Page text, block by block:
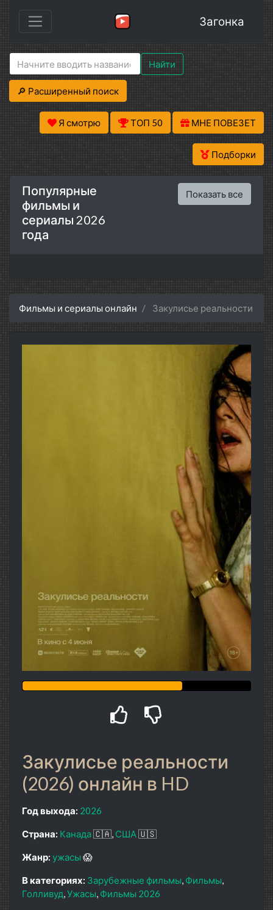
Загонка
Найти
🔎 Расширенный поиск
Я смотрю ТОП 50 МНЕ ПОВЕЗЕТ
Подборки
Популярные
фильмы и
сериалы 2026
года
Показать все
Фильмы и сериалы онлайн Закулисье реальности
Закулисье реальности
(2026) онлайн в HD
Год выхода: 2026
Страна: Канада🇨🇦 США🇺🇸
Жанр: ужасы 😱
В категориях: Зарубежные фильмы Фильмы
Голливуд Ужасы Фильмы 2026